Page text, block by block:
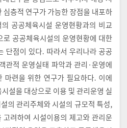
심층적 연구가 가능한 장점을 내포하
공공체육시설 운영현황과의 비교
로 공공체육시설의 운영현황에 대한
단점이 있다. 따라서 우리나라 공공
관적 운영실태 파악과 관리·운영에
마련을 위한 연구가 필요하다. 이에
설을 대상으로 이용 및 관리운영 실
의 관리주체와 시설의 규모적 특성,
려하여 시설이용의 제고와 관리운